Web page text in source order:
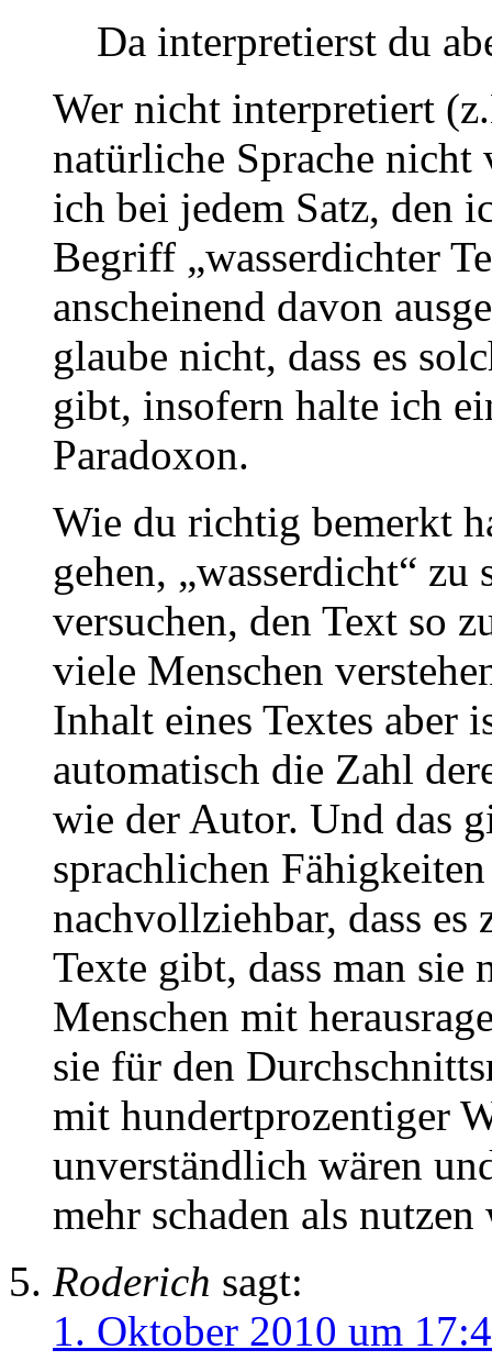
Da interpretierst du
Wer nicht interpretiert
natürliche Sprache nicht
ich bei jedem Satz, den
Begriff „wasserdichter
anscheinend davon
glaube nicht, dass es
gibt, insofern halte ich
Paradoxon.
Wie du richtig bemerkt
gehen, „wasserdicht“
versuchen, den Text so
viele Menschen
Inhalt eines Textes aber
automatisch die Zahl
wie der Autor. Und das
sprachlichen
nachvollziehbar, dass
Texte gibt, dass man
Menschen mit
sie für den
mit hundertprozentiger
unverständlich wären
mehr schaden als nutzen
Roderich sagt:
1. Oktober 2010 um